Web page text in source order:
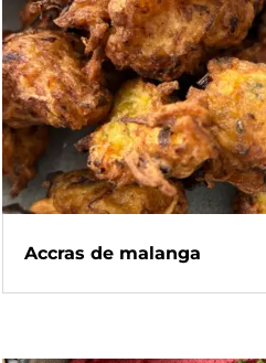
Accras de malanga